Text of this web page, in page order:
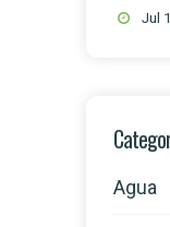
Jul
Agua